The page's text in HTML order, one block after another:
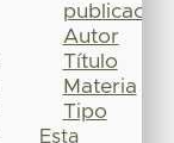
publicación
Autor
Título
Materia
Tipo
Esta